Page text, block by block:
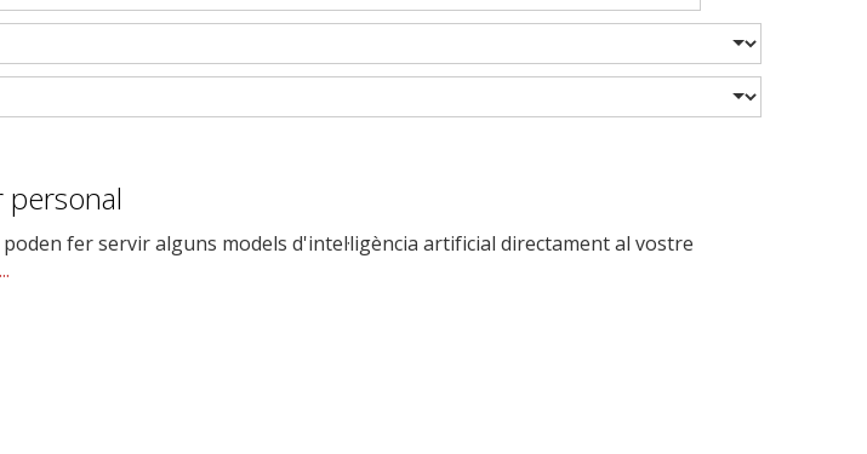
personal
fer servir alguns models d'intel·ligència artificial directament al vostre